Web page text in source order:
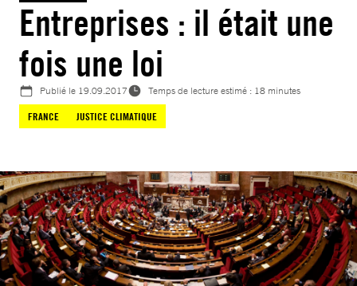
Entreprises : il était une
fois une loi
Publié le 19.09.2017
Temps de lecture estimé : 18 minutes
FRANCE
JUSTICE CLIMATIQUE